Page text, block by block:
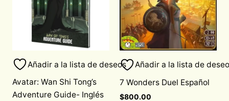
Añadir a la lista de deseos
Avatar: Wan Shi Tong’s
Adventure Guide- Inglés
Añadir a la lista de
7 Wonders Duel Español
$800.00